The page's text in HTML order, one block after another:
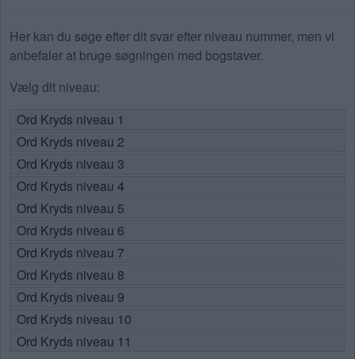
Her kan du søge efter dit svar efter niveau nummer, men vi
anbefaler at bruge søgningen med bogstaver.
Vælg dit niveau:
Ord Kryds niveau 1
Ord Kryds niveau 2
Ord Kryds niveau 3
Ord Kryds niveau 4
Ord Kryds niveau 5
Ord Kryds niveau 6
Ord Kryds niveau 7
Ord Kryds niveau 8
Ord Kryds niveau 9
Ord Kryds niveau 10
Ord Kryds niveau 11